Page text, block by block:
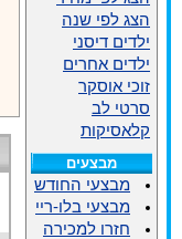
הצג לפי שנה
ילדים דיסני
ילדים אחרים
זוכי אוסקר
סרטי לב
קלאסיקות
מבצעים
מבצעי החודש
מבצעי בלו-ריי
חזרו למכירה